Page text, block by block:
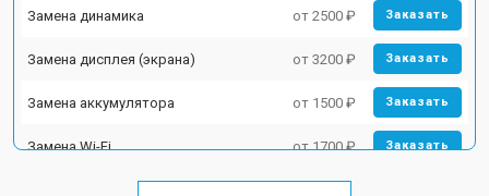
Замена динамика от 2500 ₽ Заказать
Замена дисплея (экрана) от 3200 ₽ Заказать
Замена аккумулятора от 1500 ₽ Заказать
Замена Wi-Fi от 1700 ₽ Заказать